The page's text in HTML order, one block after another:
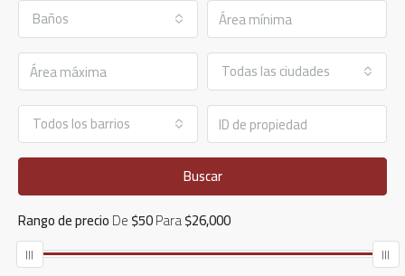
Baños
Todas las ciudades
Todos los barrios
Buscar
Rango de precioDe$50Para$26,000